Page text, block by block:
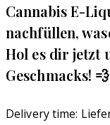
Cannabis E-
nachfüllen,
Hol es dir jetzt
Geschmacks! 💨
Delivery time: